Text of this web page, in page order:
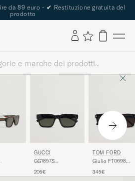
da 89 euro - ✔ Restituzione gratuita del
prodotto
GUCCI
GG1857S
205€
TOM FORD
Giulio FT0698
345€